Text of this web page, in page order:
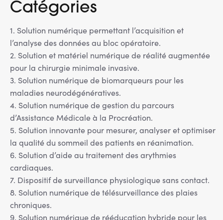
Catégories
1. Solution numérique permettant l’acquisition et
l’analyse des données au bloc opératoire.
2. Solution et matériel numérique de réalité augmentée
pour la chirurgie minimale invasive.
3. Solution numérique de biomarqueurs pour les
maladies neurodégénératives.
4. Solution numérique de gestion du parcours
d’Assistance Médicale à la Procréation.
5. Solution innovante pour mesurer, analyser et optimiser
la qualité du sommeil des patients en réanimation.
6. Solution d’aide au traitement des arythmies
cardiaques.
7. Dispositif de surveillance physiologique sans contact.
8. Solution numérique de télésurveillance des plaies
chroniques.
9. Solution numérique de rééducation hybride pour les